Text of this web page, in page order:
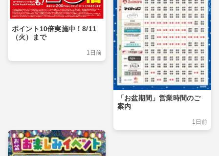
ポイント10倍実施中！8/11
（火）まで
1日前
「お盆期間」営業時間のご
案内
1日前